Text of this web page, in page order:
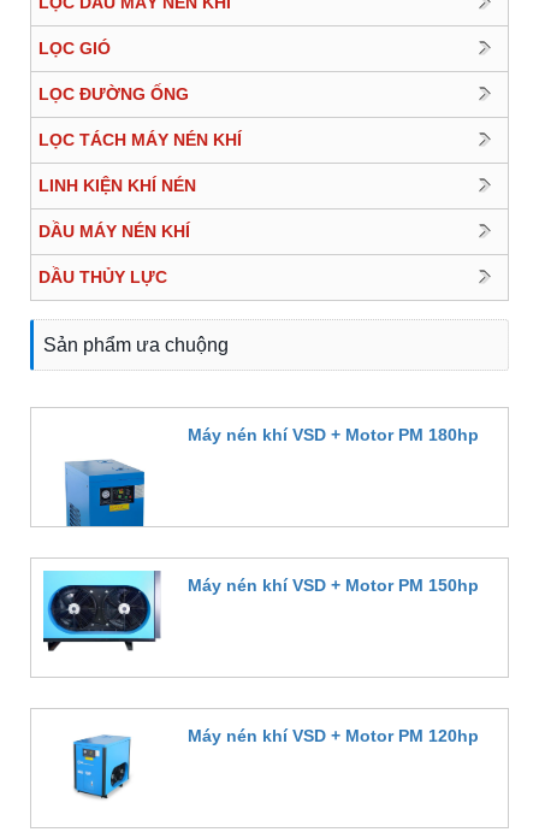
LỌC GIÓ
LỌC ĐƯỜNG ỐNG
LỌC TÁCH MÁY NÉN KHÍ
LINH KIỆN KHÍ NÉN
DẦU MÁY NÉN KHÍ
DẦU THỦY LỰC
Sản phẩm ưa chuộng
Máy nén khí VSD + Motor PM 180hp
Máy nén khí VSD + Motor PM 150hp
Máy nén khí VSD + Motor PM 120hp